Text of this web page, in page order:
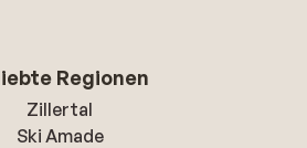
Regionen
Zillertal
Ski Amade